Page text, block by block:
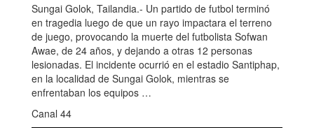
Sungai Golok, Tailandia.- Un partido de futbol terminó
en tragedia luego de que un rayo impactara el terreno
de juego, provocando la muerte del futbolista Sofwan
Awae, de 24 años, y dejando a otras 12 personas
lesionadas. El incidente ocurrió en el estadio Santiphap,
en la localidad de Sungai Golok, mientras se
enfrentaban los equipos …
Canal 44